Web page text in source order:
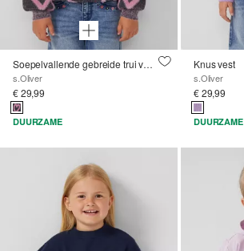
Soepelvallende gebreide trui van viscosemix
s.Oliver
€ 29,99
DUURZAME
Knus vest
s.Oliver
€ 29,99
DUURZAME